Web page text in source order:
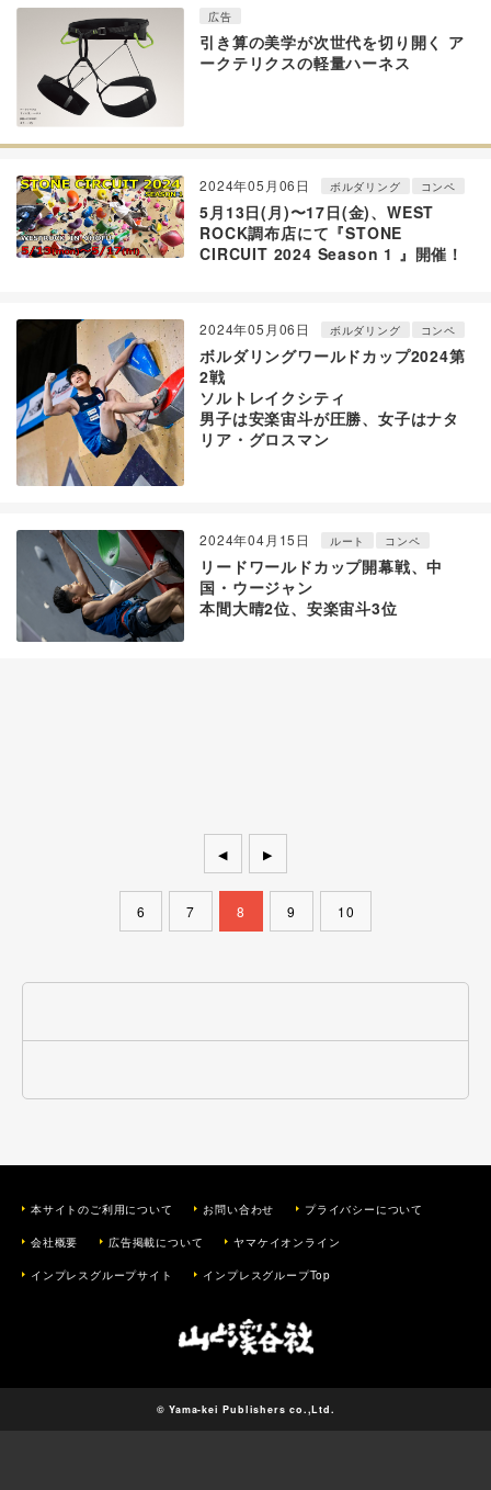
広告
引き算の美学が次世代を切り開く ア
ークテリクスの軽量ハーネス
2024年05月06日 ボルダリング コンペ
5月13日(月)〜17日(金)、WEST
ROCK調布店にて『STONE
CIRCUIT 2024 Season 1 』開催！
2024年05月06日 ボルダリング コンペ
ボルダリングワールドカップ2024第
2戦
ソルトレイクシティ
男子は安楽宙斗が圧勝、女子はナタ
リア・グロスマン
2024年04月15日 ルート コンペ
リードワールドカップ開幕戦、中
国・ウージャン
本間大晴2位、安楽宙斗3位
◀ ▶
6 7 8 9 10
本サイトのご利用について お問い合わせ プライバシーについて
会社概要 広告掲載について ヤマケイオンライン
インプレスグループサイト インプレスグループTop
© Yama-kei Publishers co.,Ltd.